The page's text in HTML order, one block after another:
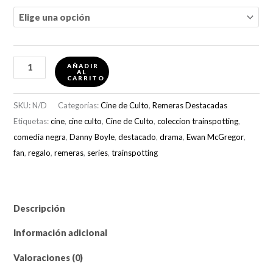
Remera
"Trainspotting:
The
Original
Lineup"
cantidad
AÑADIR
AL
CARRITO
SKU:N/D Categorías:Cine de Culto,Remeras Destacadas
Etiquetas:cine,cine culto,Cine de Culto,coleccion trainspotting,
comedia negra,Danny Boyle,destacado,drama,Ewan McGregor,
fan,regalo,remeras, series,trainspotting
Descripción
Información adicional
Valoraciones (0)